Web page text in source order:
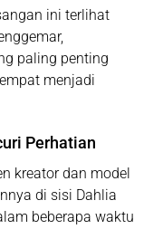
ini terlihat
paling penting
menjadi
Perhatian
kreator dan model
di sisi Dahlia
beberapa waktu